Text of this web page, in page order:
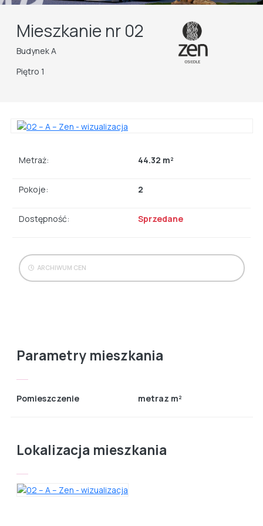
Mieszkanie nr 02
Budynek A
Piętro 1
Metraż: 44.32 m²
Pokoje: 2
Dostępność: Sprzedane
ARCHIWUM CEN
Parametry mieszkania
Pomieszczenie metraz m²
Lokalizacja mieszkania